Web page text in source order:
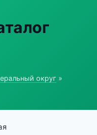
округ »